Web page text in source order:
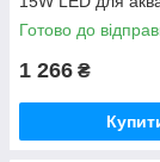
таймером
Готово до
1 266 ₴